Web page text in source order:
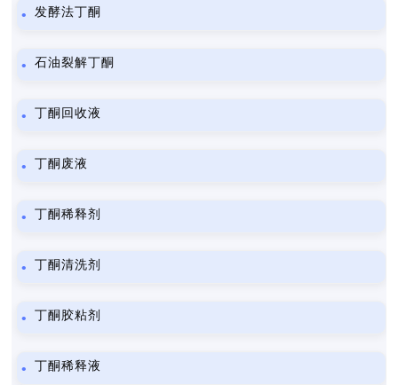
发酵法丁酮
石油裂解丁酮
丁酮回收液
丁酮废液
丁酮稀释剂
丁酮清洗剂
丁酮胶粘剂
丁酮稀释液